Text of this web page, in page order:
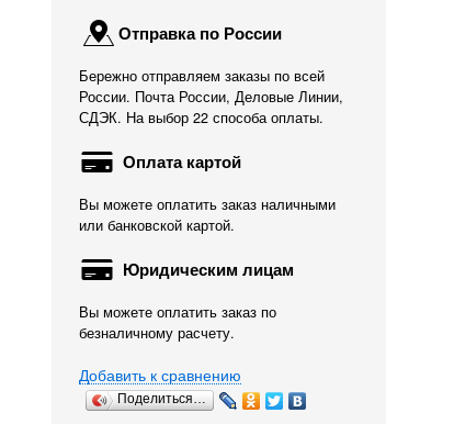
Отправка по России
Бережно отправляем заказы по всей
России. Почта России, Деловые Линии,
СДЭК. На выбор 22 способа оплаты.
Оплата картой
Вы можете оплатить заказ наличными
или банковской картой.
Юридическим лицам
Вы можете оплатить заказ по
безналичному расчету.
Добавить к сравнению
Поделиться…